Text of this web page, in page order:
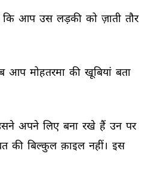
कि आप उस लड़की को ज़ाती तौर
आप मोहतरमा की खूबियां बता
अपने लिए बना रखे हैं उन पर
की बिल्कुल क़ाइल नहीं। इस